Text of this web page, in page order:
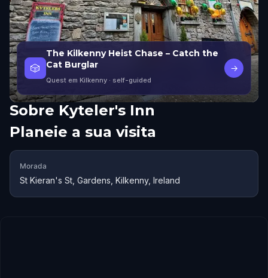
🎲
The Kilkenny Heist Chase – Catch the
Cat Burglar
Quest em Kilkenny · self-guided
→
Sobre Kyteler's Inn
Planeie a sua visita
Morada
St Kieran's St, Gardens, Kilkenny, Ireland